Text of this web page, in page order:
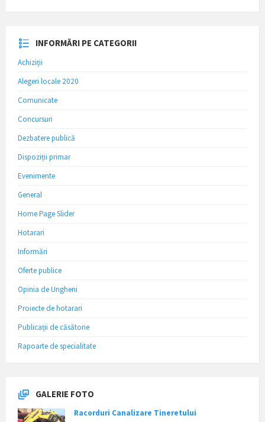
INFORMĂRI PE CATEGORII
Achiziții
Alegeri locale 2020
Comunicate
Concursuri
Dezbatere publică
Dispoziții primar
Evenimente
General
Home Page Slider
Hotarari
Informări
Oferte publice
Opinia de Ungheni
Proiecte de hotarari
Publicații de căsătorie
Rapoarte de specialitate
GALERIE FOTO
Racorduri Canalizare Tineretului